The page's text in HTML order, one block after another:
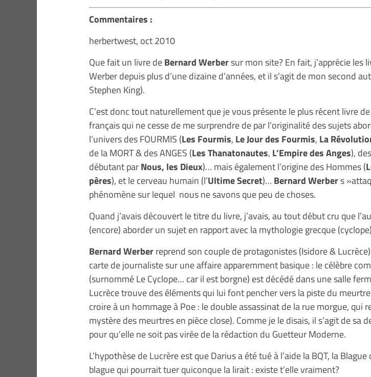
Commentaires :
herbertwest, oct 2010
Que fait un livre deBernard Werbersur mon site? En fait, j’apprécie les
Werber depuis plus d’une dizaine d’années, et il s’agit de mon second
Stephen King).
C’est donc tout naturellement que je vous présente le plus récent livre
français qui ne cesse de me surprendre de par l’originalité des sujets
l’univers des FOURMIS (Les Fourmis, Le Jour des Fourmis, La
de la MORT & des ANGES (Les Thanatonautes, L’Empire des Anges),
débutant parNous, les Dieux)… mais également l’origine des Hommes (
pères), et le cerveau humain (l’Ultime Secret)… Bernard Werbers
phénomène sur lequel nous ne savons que peu de choses.
Quand j’avais découvert le titre du livre, j’avais, au tout début cru que
(encore) aborder un sujet en rapport avec la mythologie grecque
Bernard Werberreprend son couple de protagonistes (Isidore &
carte de journaliste sur une affaire apparemment basique : le célèbre
(surnommé Le Cyclope… car il est borgne) est décédé dans une salle
Lucrèce trouve des éléments qui lui font pencher vers la piste du
croire à un hommage à Poe : le double assassinat de la rue morgue, qui
mystère des meurtres en pièce close). Comme je le disais, il s’agit de sa
pour qu’elle ne soit pas virée de la rédaction du Guetteur Moderne.
L’hypothèse de Lucrère est que Darius a été tué à l’aide la BQT, la
blague qui pourrait tuer quiconque la lirait : existe t’elle vraiment?